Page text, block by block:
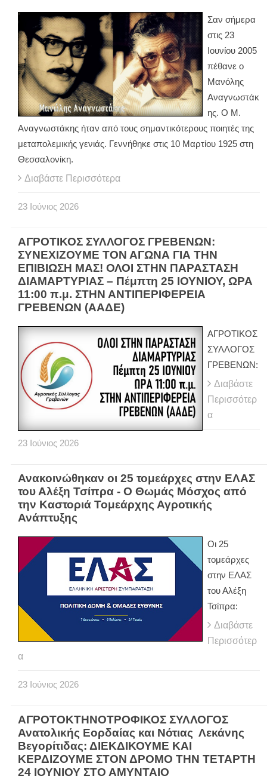
Σαν σήμερα
στις 23
Ιουνίου 2005
πέθανε ο
Μανόλης
Αναγνωστάκ
ης. Ο Μ.
Αναγνωστάκης ήταν από τους σημαντικότερους ποιητές της
μεταπολεμικής γενιάς. Γεννήθηκε στις 10 Μαρτίου 1925 στη
Θεσσαλονίκη.
Διαβάστε Περισσότερα
23 Ιούνιος 2026
ΑΓΡΟΤΙΚΟΣ ΣΥΛΛΟΓΟΣ ΓΡΕΒΕΝΩΝ:
ΣΥΝΕΧΙΖΟΥΜΕ ΤΟΝ ΑΓΩΝΑ ΓΙΑ ΤΗΝ
ΕΠΙΒΙΩΣΗ ΜΑΣ! ΟΛΟΙ ΣΤΗΝ ΠΑΡΑΣΤΑΣΗ
ΔΙΑΜΑΡΤΥΡΙΑΣ – Πέμπτη 25 ΙΟΥΝΙΟΥ, ΩΡΑ
11:00 π.μ. ΣΤΗΝ ΑΝΤΙΠΕΡΙΦΕΡΕΙΑ
ΓΡΕΒΕΝΩΝ (ΑΑΔΕ)
ΑΓΡΟΤΙΚΟΣ
ΣΥΛΛΟΓΟΣ
ΓΡΕΒΕΝΩΝ:
Διαβάστε
Περισσότερ
α
23 Ιούνιος 2026
Ανακοινώθηκαν οι 25 τομεάρχες στην ΕΛΑΣ
του Αλέξη Τσίπρα - Ο Θωμάς Μόσχος από
την Καστοριά Τομεάρχης Αγροτικής
Ανάπτυξης
Οι 25
τομεάρχες
στην ΕΛΑΣ
του Αλέξη
Τσίπρα:
Διαβάστε
Περισσότερ
α
23 Ιούνιος 2026
ΑΓΡΟΤΟΚΤΗΝΟΤΡΟΦΙΚΟΣ ΣΥΛΛΟΓΟΣ
Ανατολικής Εορδαίας και Νότιας Λεκάνης
Βεγορίτιδας: ΔΙΕΚΔΙΚΟΥΜΕ ΚΑΙ
ΚΕΡΔΙΖΟΥΜΕ ΣΤΟΝ ΔΡΟΜΟ ΤΗΝ ΤΕΤΑΡΤΗ
24 ΙΟΥΝΙΟΥ ΣΤΟ ΑΜΥΝΤΑΙΟ